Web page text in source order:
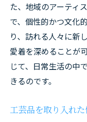
た、地域のアーティ
で、個性的かつ文化
り、訪れる人々に新
愛着を深めることが
じて、日常生活の中
きるのです。
工芸品を取り入れ